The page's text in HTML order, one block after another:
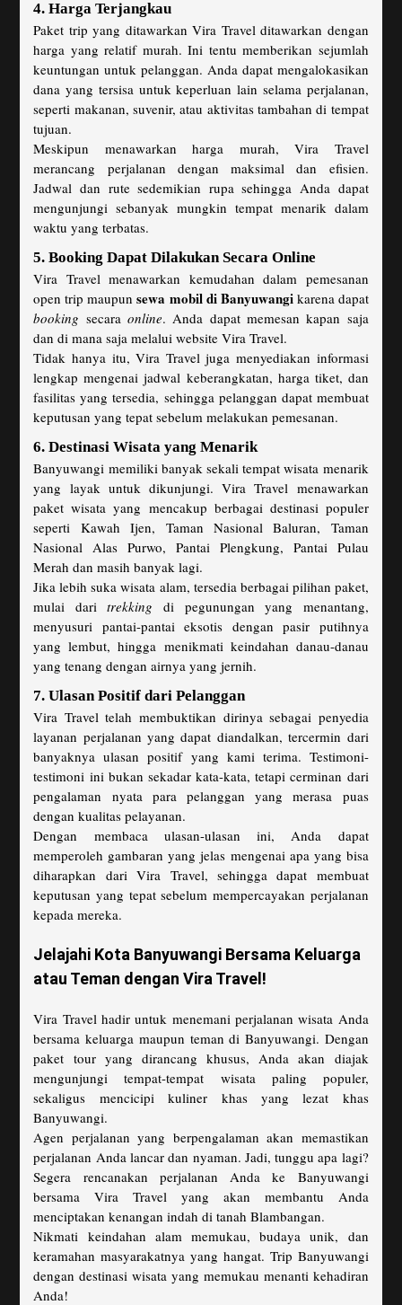
4. Harga Terjangkau
Paket trip yang ditawarkan Vira Travel ditawarkan dengan
harga yang relatif murah. Ini tentu memberikan sejumlah
keuntungan untuk pelanggan. Anda dapat mengalokasikan
dana yang tersisa untuk keperluan lain selama perjalanan,
seperti makanan, suvenir, atau aktivitas tambahan di tempat
tujuan.
Meskipun menawarkan harga murah, Vira Travel
merancang perjalanan dengan maksimal dan efisien.
Jadwal dan rute sedemikian rupa sehingga Anda dapat
mengunjungi sebanyak mungkin tempat menarik dalam
waktu yang terbatas.
5. Booking Dapat Dilakukan Secara Online
Vira Travel menawarkan kemudahan dalam pemesanan
open trip maupunsewa mobil di Banyuwangikarena dapat
booking secaraonline. Anda dapat memesan kapan saja
dan di mana saja melalui website Vira Travel.
Tidak hanya itu, Vira Travel juga menyediakan informasi
lengkap mengenai jadwal keberangkatan, harga tiket, dan
fasilitas yang tersedia, sehingga pelanggan dapat membuat
keputusan yang tepat sebelum melakukan pemesanan.
6. Destinasi Wisata yang Menarik
Banyuwangi memiliki banyak sekali tempat wisata menarik
yang layak untuk dikunjungi. Vira Travel menawarkan
paket wisata yang mencakup berbagai destinasi populer
seperti Kawah Ijen, Taman Nasional Baluran, Taman
Nasional Alas Purwo, Pantai Plengkung, Pantai Pulau
Merah dan masih banyak lagi.
Jika lebih suka wisata alam, tersedia berbagai pilihan paket,
mulai daritrekking di pegunungan yang menantang,
menyusuri pantai-pantai eksotis dengan pasir putihnya
yang lembut, hingga menikmati keindahan danau-danau
yang tenang dengan airnya yang jernih.
7. Ulasan Positif dari Pelanggan
Vira Travel telah membuktikan dirinya sebagai penyedia
layanan perjalanan yang dapat diandalkan, tercermin dari
banyaknya ulasan positif yang kami terima. Testimoni-
testimoni ini bukan sekadar kata-kata, tetapi cerminan dari
pengalaman nyata para pelanggan yang merasa puas
dengan kualitas pelayanan.
Dengan membaca ulasan-ulasan ini, Anda dapat
memperoleh gambaran yang jelas mengenai apa yang bisa
diharapkan dari Vira Travel, sehingga dapat membuat
keputusan yang tepat sebelum mempercayakan perjalanan
kepada mereka.
Jelajahi Kota Banyuwangi Bersama Keluarga
atau Teman dengan Vira Travel!
Vira Travel hadir untuk menemani perjalanan wisata Anda
bersama keluarga maupun teman di Banyuwangi. Dengan
paket tour yang dirancang khusus, Anda akan diajak
mengunjungi tempat-tempat wisata paling populer,
sekaligus mencicipi kuliner khas yang lezat khas
Banyuwangi.
Agen perjalanan yang berpengalaman akan memastikan
perjalanan Anda lancar dan nyaman. Jadi, tunggu apa lagi?
Segera rencanakan perjalanan Anda ke Banyuwangi
bersama Vira Travel yang akan membantu Anda
menciptakan kenangan indah di tanah Blambangan.
Nikmati keindahan alam memukau, budaya unik, dan
keramahan masyarakatnya yang hangat. Trip Banyuwangi
dengan destinasi wisata yang memukau menanti kehadiran
Anda!